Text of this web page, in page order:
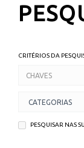
CRITÉRIOS DA
PESQUISAR NAS